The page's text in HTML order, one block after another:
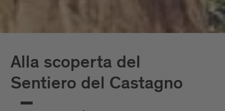
Alla scoperta del
Sentiero del Castagno